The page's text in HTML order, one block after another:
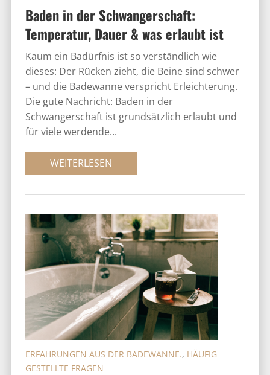
Baden in der Schwangerschaft:
Temperatur, Dauer & was erlaubt ist
Kaum ein Badürfnis ist so verständlich wie
dieses: Der Rücken zieht, die Beine sind schwer
– und die Badewanne verspricht Erleichterung.
Die gute Nachricht: Baden in der
Schwangerschaft ist grundsätzlich erlaubt und
für viele werdende...
WEITERLESEN
ERFAHRUNGEN AUS DER BADEWANNE., HÄUFIG
GESTELLTE FRAGEN